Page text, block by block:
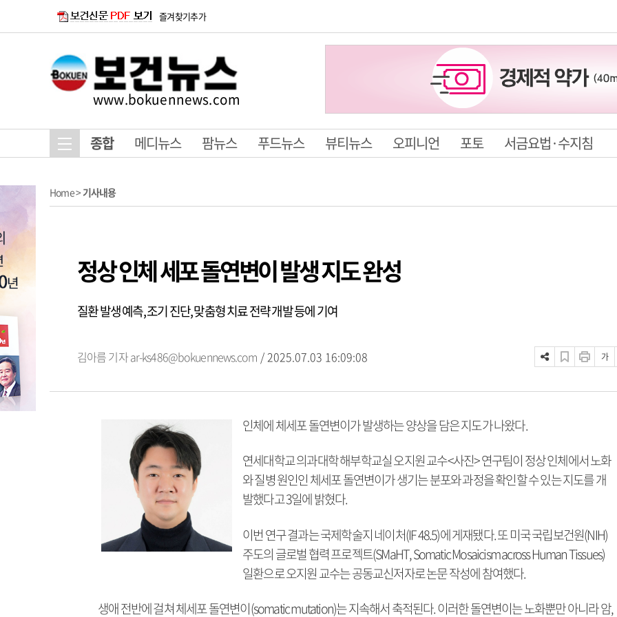
즐겨찾기추가
www.bokuennews.com
종합 메디뉴스 팜뉴스 푸드뉴스 뷰티뉴스 오피니언 포토 서금요법·수지침
Home>기사내용
정상 인체 세포 돌연변이 발생 지도 완성
질환 발생 예측, 조기 진단, 맞춤형 치료 전략 개발 등에 기여
김아름 기자ar-ks486@bokuennews.com / 2025.07.03 16:09:08 가
인체에 체세포 돌연변이가 발생하는 양상을 담은 지도가 나왔다.
연세대학교 의과대학 해부학교실 오지원 교수<사진> 연구팀이 정상 인체에서 노화
와 질병 원인인 체세포 돌연변이가 생기는 분포와 과정을 확인할 수 있는 지도를 개
발했다고 3일에 밝혔다.
이번 연구 결과는 국제학술지 네이처(IF 48.5)에 게재됐다. 또 미국 국립보건원(NIH)
주도의 글로벌 협력 프로젝트(SMaHT, Somatic Mosaicism across Human Tissues)
일환으로 오지원 교수는 공동교신저자로 논문 작성에 참여했다.
생애 전반에 걸쳐 체세포 돌연변이(somatic mutation)는 지속해서 축적된다. 이러한 돌연변이는 노화뿐만 아니라 암,